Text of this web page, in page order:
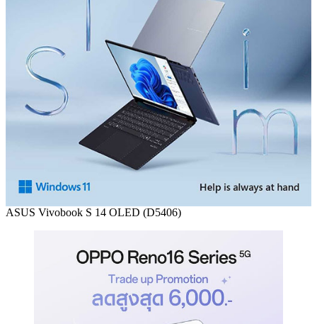
ASUS Vivobook S 14 OLED (D5406)